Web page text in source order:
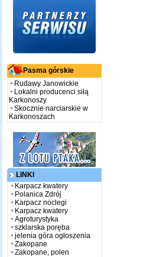
Pasma górskie
Rudawy Janowickie
Lokalni producenci siłą
Karkonoszy
Skocznie narciarskie w
Karkonoszach
LINKI
Karpacz kwatery
Polanica Zdrój
Karpacz noclegi
Karpacz kwatery
Agroturystyka
szklarska poręba
jelenia góra ogłoszenia
Zakopane
Zakopane, polen